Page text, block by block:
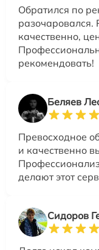
Обратился по
разочаровался.
качественно,
рекомендовать!
Беляев
Превосходное
и качественно
делают этот
Сидоров